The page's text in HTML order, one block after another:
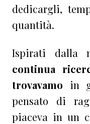
dedicargli,
quantità.
Ispirati dalla
continua
trovavamo in
pensato di
piaceva in un